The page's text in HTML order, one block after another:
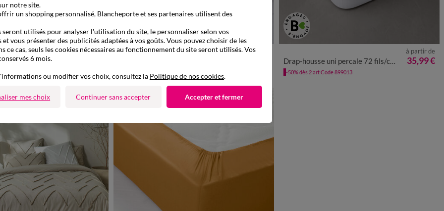
- coton 57 fils/cm²
à partir de
Fabriqué en UE
à partir de
Drap-housse uni percale 72 fils/cm² - bonnet 40 cm
à partir de
35,99 €
-50% dès 2 art Code 899013
notre site.
un shopping personnalisé, Blancheporte et ses partenaires utilisent des
seront utilisés pour analyser l'utilisation du site, le personnaliser selon vos
et vous présenter des publicités adaptées à vos goûts. Vous pouvez choisir de les
ce cas, seuls les cookies nécessaires au fonctionnement du site seront utilisés. Vos
6 mois.
ou modifier vos choix, consultez la Politique de nos cookies.
mes choix Continuer sans accepter Accepter et fermer